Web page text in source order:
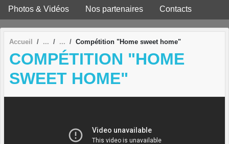
Photos & Vidéos Nos partenaires Contacts
Accueil Compétition "Home sweet home"
COMPÉTITION "HOME
SWEET HOME"